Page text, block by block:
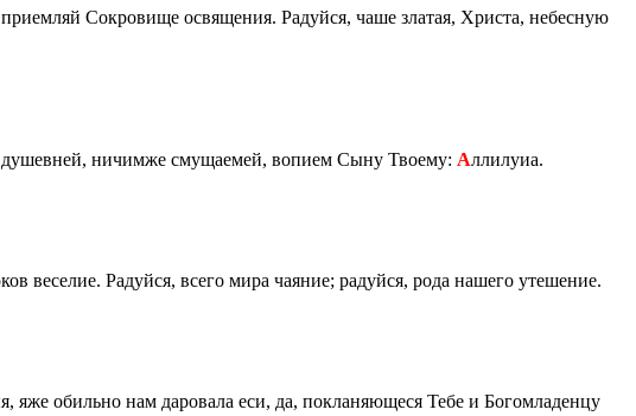
Со­кро­ви­ще освя­ще­ния. Ра­дуй­ся, чаше зла­тая, Хри­ста, небес­ную
ду­шев­ней, ни­чим­же сму­ща­е­мей, во­пи­ем Сыну Тво­е­му: Алли­лу­иа.
ве­се­лие. Ра­дуй­ся, всего мира ча­я­ние; ра­дуй­ся, рода на­ше­го уте­ше­ние.
яже обиль­но нам да­ро­ва­ла еси, да, по­кла­ня­ю­ще­ся Тебе и Бо­гом­ла­ден­цу